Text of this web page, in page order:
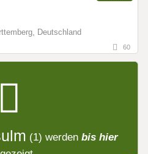
Deutschland
60
(1) werden bis hier